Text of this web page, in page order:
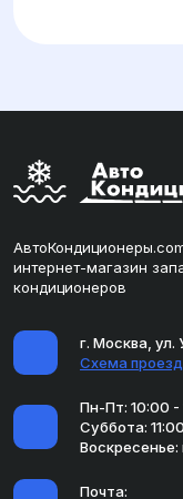
интернет-магазин
кондиционеров
г. Москва, ул.
Схема
Пн-Пт: 10:00
Суббота:
Почта: